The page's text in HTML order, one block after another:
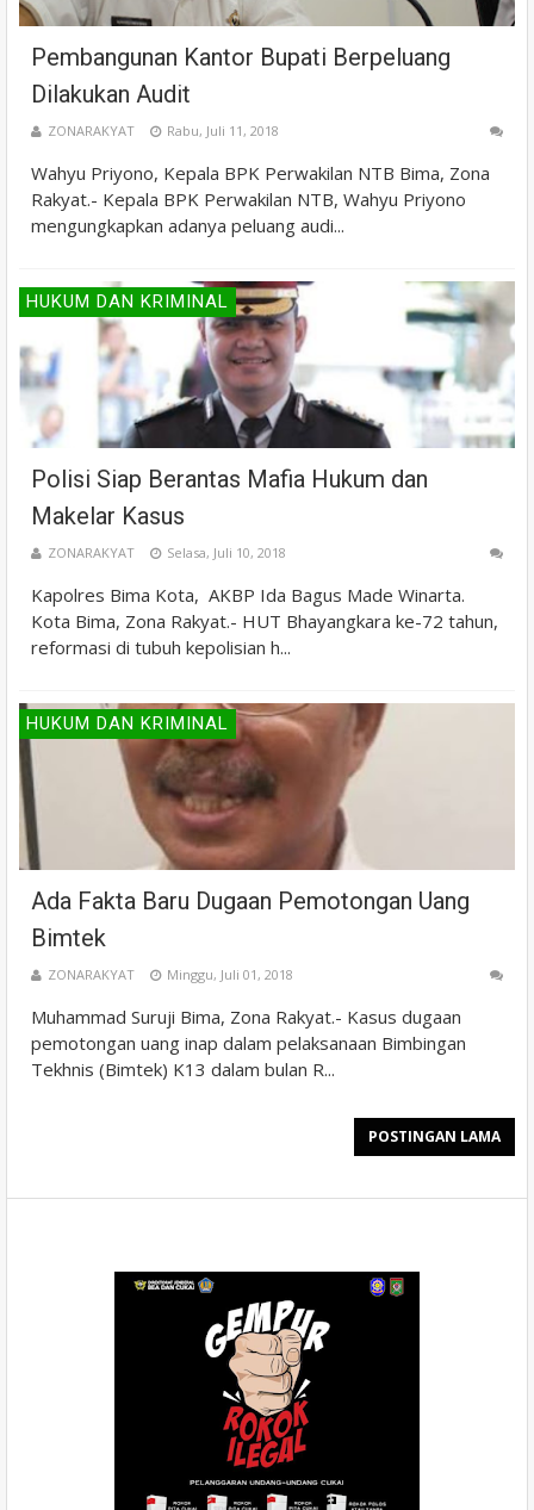
Pembangunan Kantor Bupati Berpeluang
Dilakukan Audit
ZONARAKYAT Rabu, Juli 11, 2018
Wahyu Priyono, Kepala BPK Perwakilan NTB Bima, Zona
Rakyat.- Kepala BPK Perwakilan NTB, Wahyu Priyono
mengungkapkan adanya peluang audi...
HUKUM DAN KRIMINAL
Polisi Siap Berantas Mafia Hukum dan
Makelar Kasus
ZONARAKYAT Selasa, Juli 10, 2018
Kapolres Bima Kota, AKBP Ida Bagus Made Winarta.
Kota Bima, Zona Rakyat.- HUT Bhayangkara ke-72 tahun,
reformasi di tubuh kepolisian h...
HUKUM DAN KRIMINAL
Ada Fakta Baru Dugaan Pemotongan Uang
Bimtek
ZONARAKYAT Minggu, Juli 01, 2018
Muhammad Suruji Bima, Zona Rakyat.- Kasus dugaan
pemotongan uang inap dalam pelaksanaan Bimbingan
Tekhnis (Bimtek) K13 dalam bulan R...
POSTINGAN LAMA